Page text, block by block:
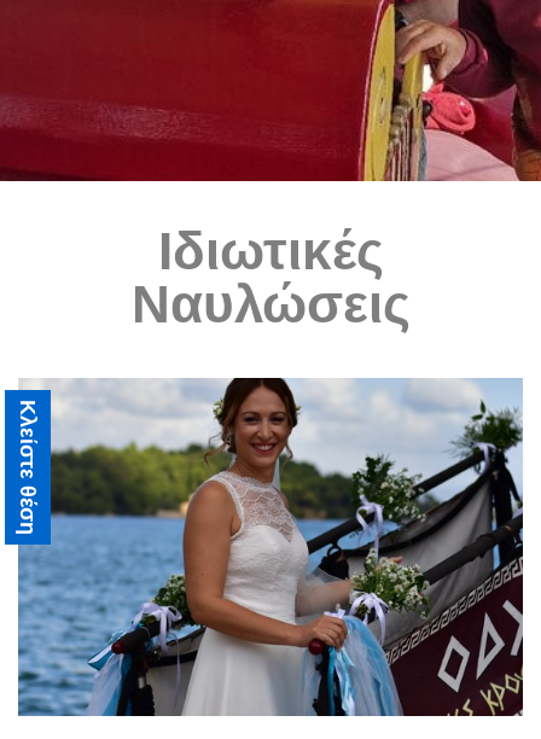
Ιδιωτικές
Ναυλώσεις
Κλείστε θέση